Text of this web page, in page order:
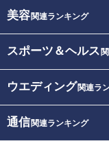
美容関連ランキング
スポーツ＆ヘルス
ウエディング関連ラ
通信関連ランキング